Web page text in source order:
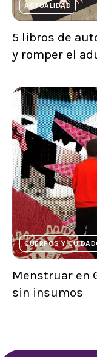
ACTUALIDAD
5 libros de
y romper el
CUERPOS Y
Menstruar en
sin insumos